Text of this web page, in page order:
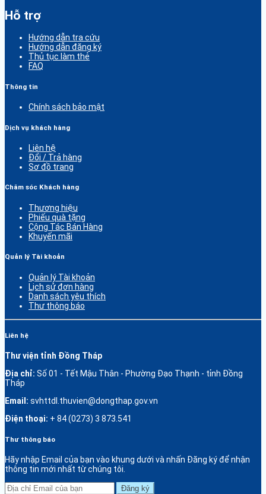
Hỗ trợ
Hướng dẫn tra cứu
Hướng dẫn đăng ký
Thủ tục làm thẻ
FAQ
Thông tin
Chính sách bảo mật
Dịch vụ khách hàng
Liên hệ
Đổi / Trả hàng
Sơ đồ trang
Chăm sóc Khách hàng
Thương hiệu
Phiếu quà tặng
Cộng Tác Bán Hàng
Khuyến mãi
Quản lý Tài khoản
Quản lý Tài khoản
Lịch sử đơn hàng
Danh sách yêu thích
Thư thông báo
Liên hệ
Thư viện tỉnh Đồng Tháp
Địa chỉ: Số 01 - Tết Mậu Thân - Phường Đạo Thạnh - tỉnh Đồng
Tháp
Email: svhttdl.thuvien@dongthap.gov.vn
Điện thoại: + 84 (0273) 3 873.541
Thư thông báo
Hãy nhập Email của bạn vào khung dưới và nhấn Đăng ký để nhận
thông tin mới nhất từ chúng tôi.
Đăng ký